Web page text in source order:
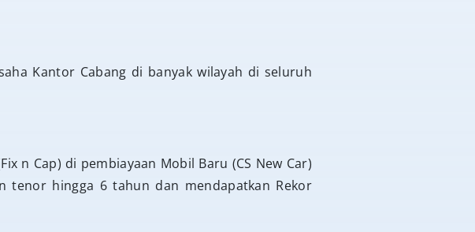
Kantor Cabang di banyak wilayah di seluruh
n Cap) di pembiayaan Mobil Baru (CS New Car)
tenor hingga 6 tahun dan mendapatkan Rekor